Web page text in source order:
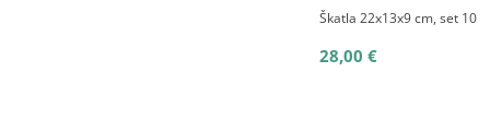
Škatla 22x13x9 cm, set 10
28,00 €